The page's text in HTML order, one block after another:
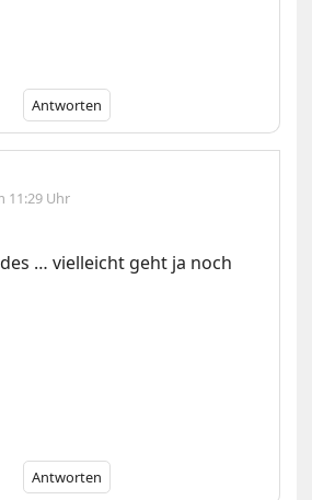
Antworten
11:29 Uhr
… vielleicht geht ja noch
Antworten